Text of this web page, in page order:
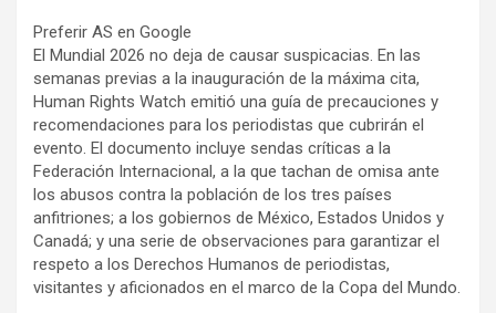
Preferir AS en Google
El Mundial 2026 no deja de causar suspicacias. En las
semanas previas a la inauguración de la máxima cita,
Human Rights Watch emitió una guía de precauciones y
recomendaciones para los periodistas que cubrirán el
evento. El documento incluye sendas críticas a la
Federación Internacional, a la que tachan de omisa ante
los abusos contra la población de los tres países
anfitriones; a los gobiernos de México, Estados Unidos y
Canadá; y una serie de observaciones para garantizar el
respeto a los Derechos Humanos de periodistas,
visitantes y aficionados en el marco de la Copa del Mundo.